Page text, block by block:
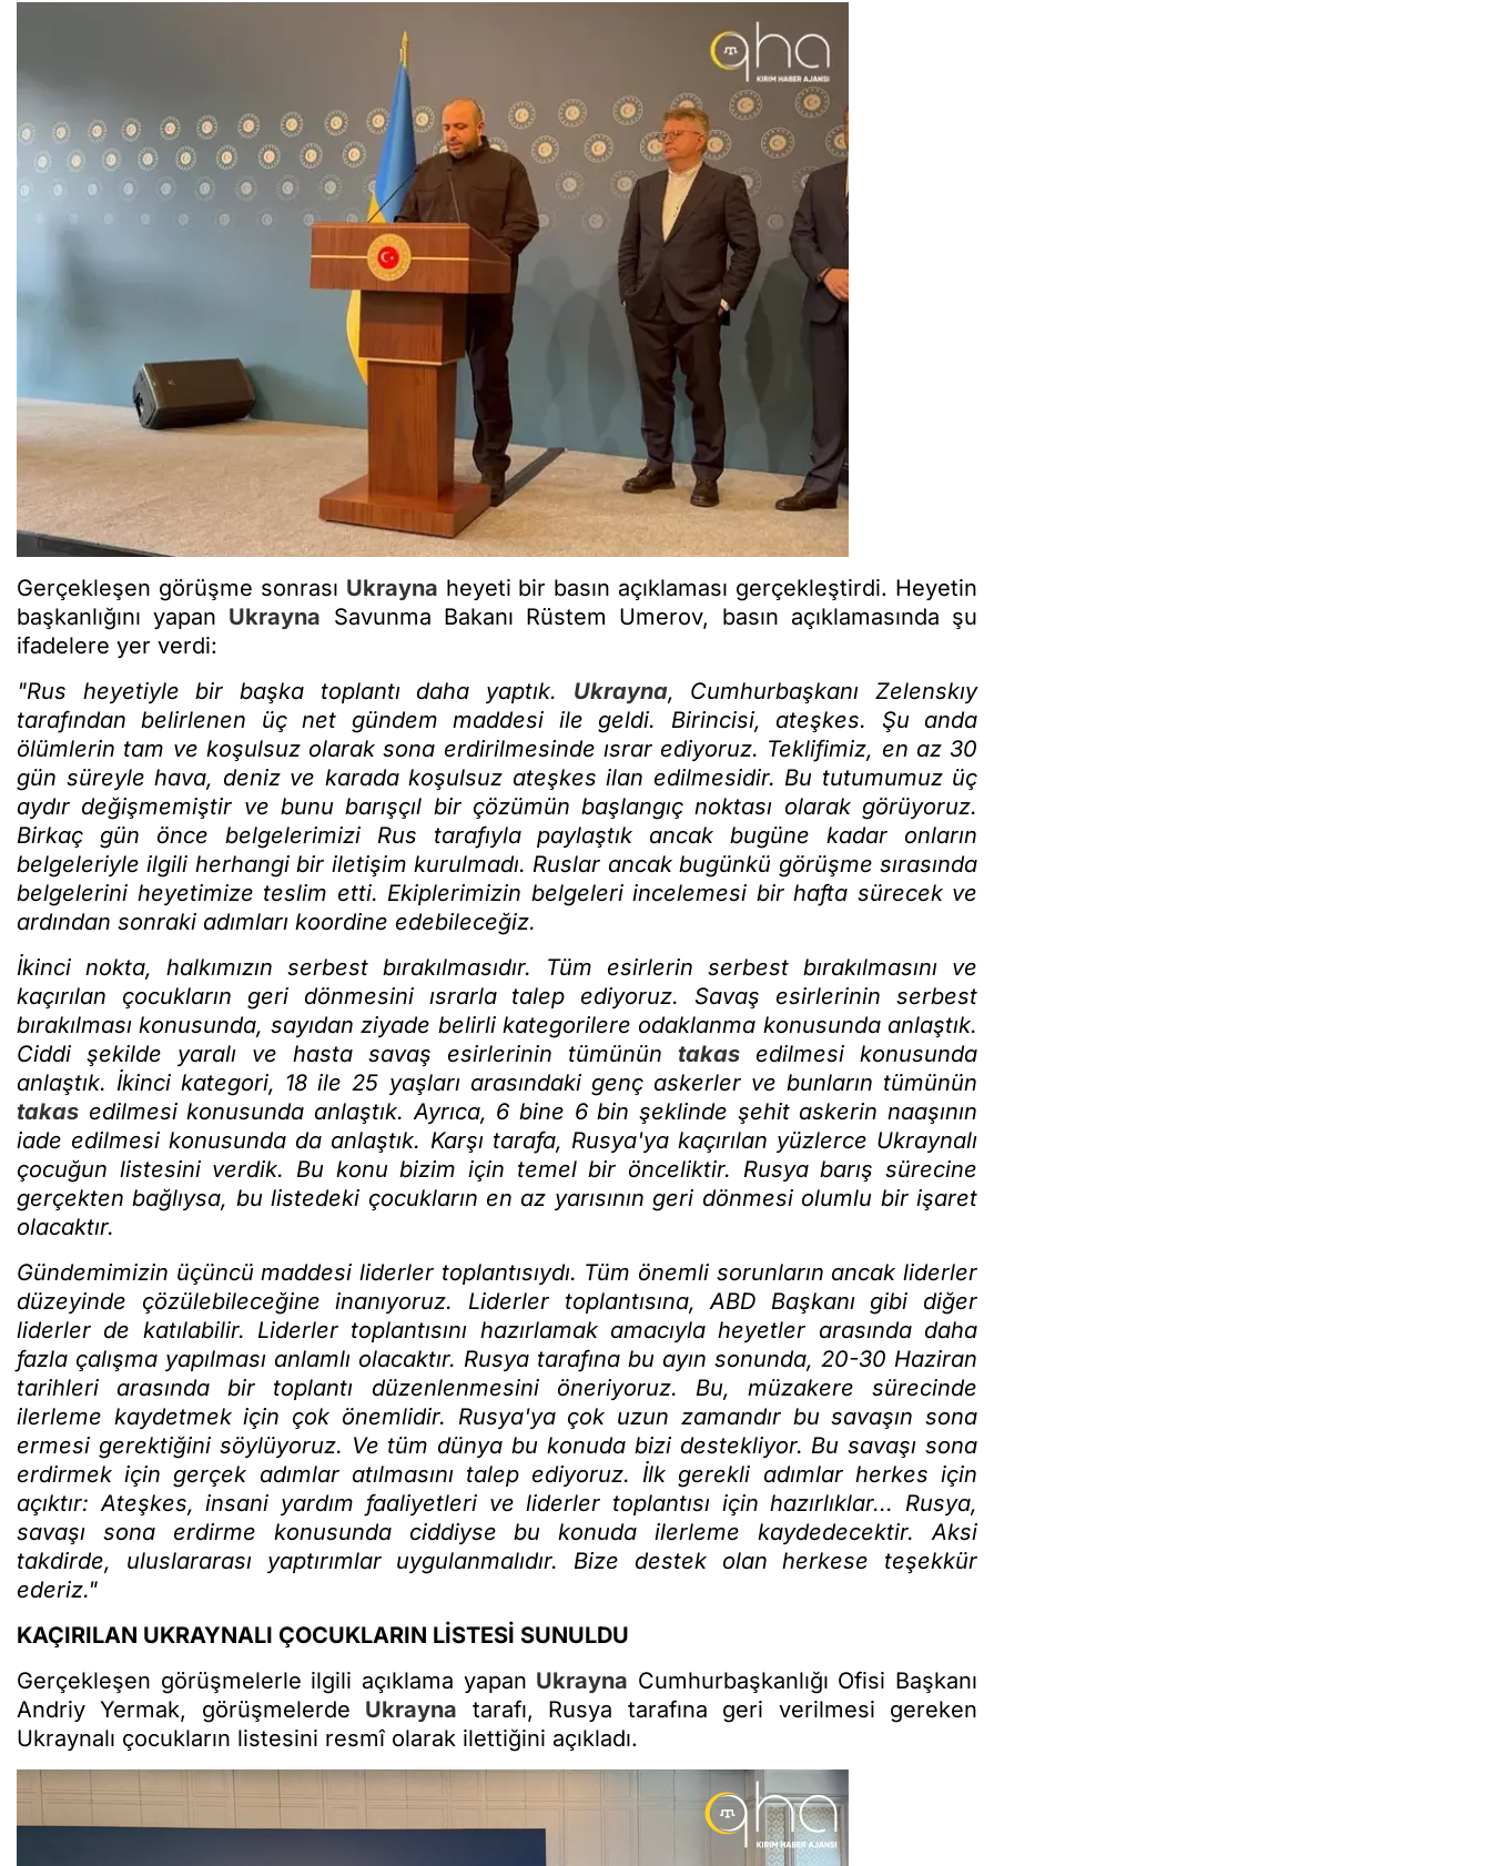
Gerçekleşen görüşme sonrası Ukrayna heyeti bir basın açıklaması gerçekleştirdi. Heyetin
başkanlığını yapan Ukrayna Savunma Bakanı Rüstem Umerov, basın açıklamasında şu
ifadelere yer verdi:
"Rus heyetiyle bir başka toplantı daha yaptık. Ukrayna, Cumhurbaşkanı Zelenskıy
tarafından belirlenen üç net gündem maddesi ile geldi. Birincisi, ateşkes. Şu anda
ölümlerin tam ve koşulsuz olarak sona erdirilmesinde ısrar ediyoruz. Teklifimiz, en az 30
gün süreyle hava, deniz ve karada koşulsuz ateşkes ilan edilmesidir. Bu tutumumuz üç
aydır değişmemiştir ve bunu barışçıl bir çözümün başlangıç noktası olarak görüyoruz.
Birkaç gün önce belgelerimizi Rus tarafıyla paylaştık ancak bugüne kadar onların
belgeleriyle ilgili herhangi bir iletişim kurulmadı. Ruslar ancak bugünkü görüşme sırasında
belgelerini heyetimize teslim etti. Ekiplerimizin belgeleri incelemesi bir hafta sürecek ve
ardından sonraki adımları koordine edebileceğiz.
İkinci nokta, halkımızın serbest bırakılmasıdır. Tüm esirlerin serbest bırakılmasını ve
kaçırılan çocukların geri dönmesini ısrarla talep ediyoruz. Savaş esirlerinin serbest
bırakılması konusunda, sayıdan ziyade belirli kategorilere odaklanma konusunda anlaştık.
Ciddi şekilde yaralı ve hasta savaş esirlerinin tümünün takas edilmesi konusunda
anlaştık. İkinci kategori, 18 ile 25 yaşları arasındaki genç askerler ve bunların tümünün
takas edilmesi konusunda anlaştık. Ayrıca, 6 bine 6 bin şeklinde şehit askerin naaşının
iade edilmesi konusunda da anlaştık. Karşı tarafa, Rusya'ya kaçırılan yüzlerce Ukraynalı
çocuğun listesini verdik. Bu konu bizim için temel bir önceliktir. Rusya barış sürecine
gerçekten bağlıysa, bu listedeki çocukların en az yarısının geri dönmesi olumlu bir işaret
olacaktır.
Gündemimizin üçüncü maddesi liderler toplantısıydı. Tüm önemli sorunların ancak liderler
düzeyinde çözülebileceğine inanıyoruz. Liderler toplantısına, ABD Başkanı gibi diğer
liderler de katılabilir. Liderler toplantısını hazırlamak amacıyla heyetler arasında daha
fazla çalışma yapılması anlamlı olacaktır. Rusya tarafına bu ayın sonunda, 20-30 Haziran
tarihleri arasında bir toplantı düzenlenmesini öneriyoruz. Bu, müzakere sürecinde
ilerleme kaydetmek için çok önemlidir. Rusya'ya çok uzun zamandır bu savaşın sona
ermesi gerektiğini söylüyoruz. Ve tüm dünya bu konuda bizi destekliyor. Bu savaşı sona
erdirmek için gerçek adımlar atılmasını talep ediyoruz. İlk gerekli adımlar herkes için
açıktır: Ateşkes, insani yardım faaliyetleri ve liderler toplantısı için hazırlıklar... Rusya,
savaşı sona erdirme konusunda ciddiyse bu konuda ilerleme kaydedecektir. Aksi
takdirde, uluslararası yaptırımlar uygulanmalıdır. Bize destek olan herkese teşekkür
ederiz."
KAÇIRILAN UKRAYNALI ÇOCUKLARIN LİSTESİ SUNULDU
Gerçekleşen görüşmelerle ilgili açıklama yapan Ukrayna Cumhurbaşkanlığı Ofisi Başkanı
Andriy Yermak, görüşmelerde Ukrayna tarafı, Rusya tarafına geri verilmesi gereken
Ukraynalı çocukların listesini resmî olarak ilettiğini açıkladı.